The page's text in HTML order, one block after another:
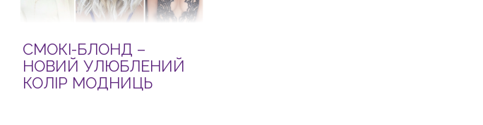
СМОКІ-БЛОНД –
НОВИЙ УЛЮБЛЕНИЙ
КОЛІР МОДНИЦЬ